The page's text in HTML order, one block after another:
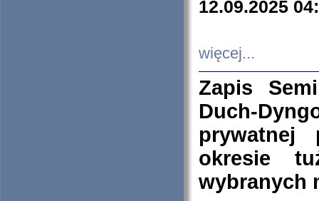
12.09.2025
więcej...
Zapis
Duch-
prywatnej
okresie
wybranych